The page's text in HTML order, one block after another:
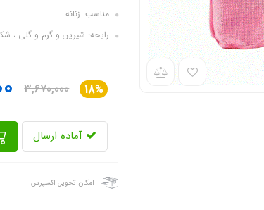
مناسب: زنانه
رایحه: شیرین و گرم و گلی ،
18%
3,670,000
آماده ارسال
امکان تحویل اکسپرس